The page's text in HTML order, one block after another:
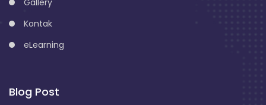
Gallery
Kontak
eLearning
Blog Post